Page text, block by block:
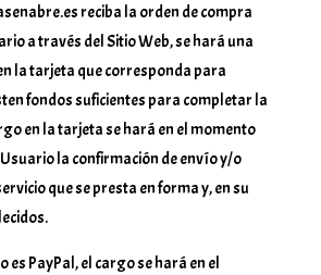
reciba la orden de compra
a través del Sitio Web, se hará una
la tarjeta que corresponda para
fondos suficientes para completar la
en la tarjeta se hará en el momento
la confirmación de envío y/o
que se presta en forma y, en su
es PayPal, el cargo se hará en el